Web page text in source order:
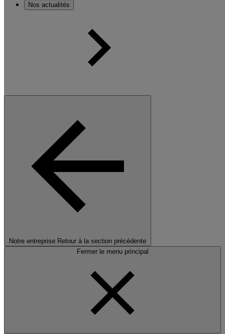
Nos actualités
Notre entreprise Retour à la section précédente
Fermer le menu principal